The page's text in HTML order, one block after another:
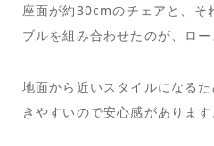
座面が約30cmのチェアと、そ
ブルを組み合わせたのが、ロー
地面から近いスタイルになる
きやすいので安心感があります